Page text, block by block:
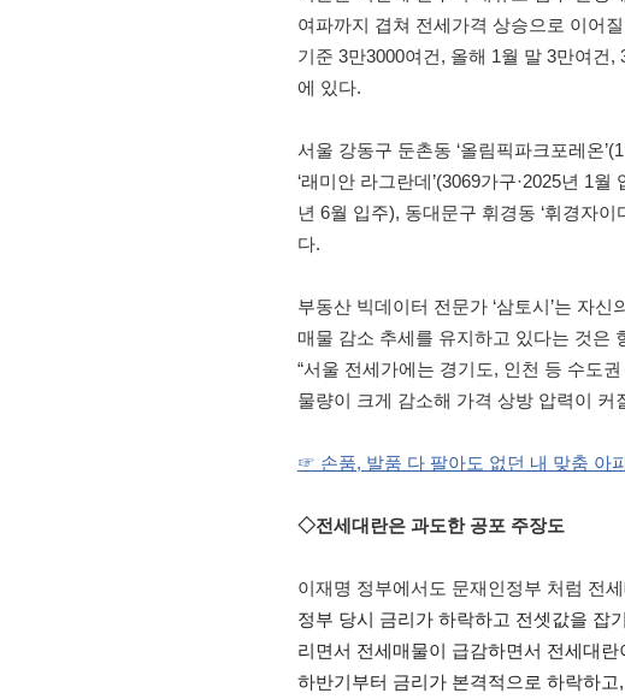
여파까지 겹쳐 전세가격 상승으로 이어
기준 3만3000여건, 올해 1월 말 3만여건
에 있다.
서울 강동구 둔촌동 ‘올림픽파크포레온
‘래미안 라그란데’(3069가구·2025년 1
년 6월 입주), 동대문구 휘경동 ‘휘경자이
다.
부동산 빅데이터 전문가 ‘삼토시’는 자
매물 감소 추세를 유지하고 있다는 것은
“서울 전세가에는 경기도, 인천 등 수도
물량이 크게 감소해 가격 상방 압력이 커
☞ 손품, 발품 다 팔아도 없던 내 맞춤 아
◇전세대란은 과도한 공포 주장도
이재명 정부에서도 문재인정부 처럼 전
정부 당시 금리가 하락하고 전셋값을 잡
리면서 전세매물이 급감하면서 전세대란
하반기부터 금리가 본격적으로 하락하고,